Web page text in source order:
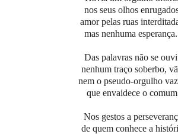
nos seus olhos
amor pelas ruas
mas nenhuma
Das palavras não se
nenhum traço soberbo,
nem o pseudo-orgulho
que envaidece o
Nos gestos a
de quem conhece a